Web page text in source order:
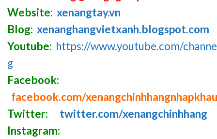
Website: xenangtay.vn
Blog: xenanghangvietxanh.blogspot.com
Youtube: https://www.youtube.com/
g
Facebook:
facebook.com/xenangchinhhangnhapkhau
Twitter:
twitter.com/xenangchinhhang
Instagram: